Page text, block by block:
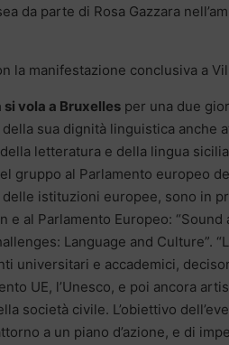
da parte di Rosa Gazzara
la manifestazione conclusiva a
si vola a Bruxelles per una due
sua dignità linguistica anche
letteratura e della lingua
gruppo al Parlamento europeo
istituzioni europee, sono in
e al Parlamento Europeo:
Language and Culture”.
universitari e accademici,
UE, l’Unesco, e poi ancora
società civile. L’obiettivo
a un piano d’azione, e di